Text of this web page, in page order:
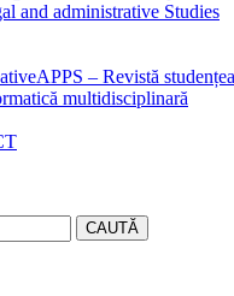
and administrative Studies
– Revistă
multidisciplinară
CAUTĂ